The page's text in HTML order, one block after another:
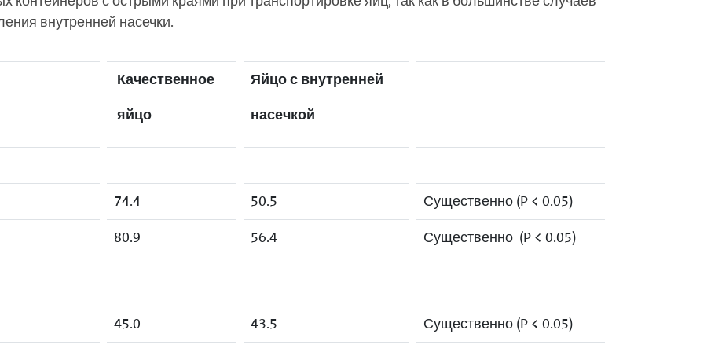
внутренней насечки.
Качественное
яйцо
Яйцо с внутренней
насечкой
74.4 50.5
Существенно (P < 0.05)
80.9
56.4 Существенно (P < 0.05)
45.0 43.5
Существенно (P < 0.05)